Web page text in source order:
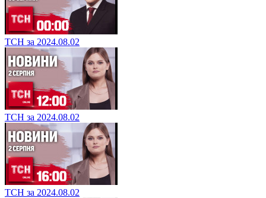
ТСН за 2024.08.02
ТСН за 2024.08.02
ТСН за 2024.08.02